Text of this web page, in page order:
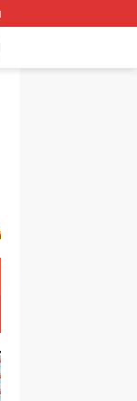
Kian Parah?